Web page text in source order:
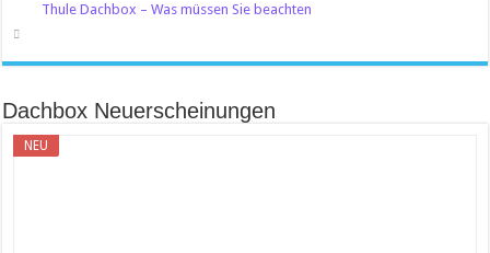
Thule Dachbox – Was müssen Sie beachten
Dachbox Neuerscheinungen
NEU